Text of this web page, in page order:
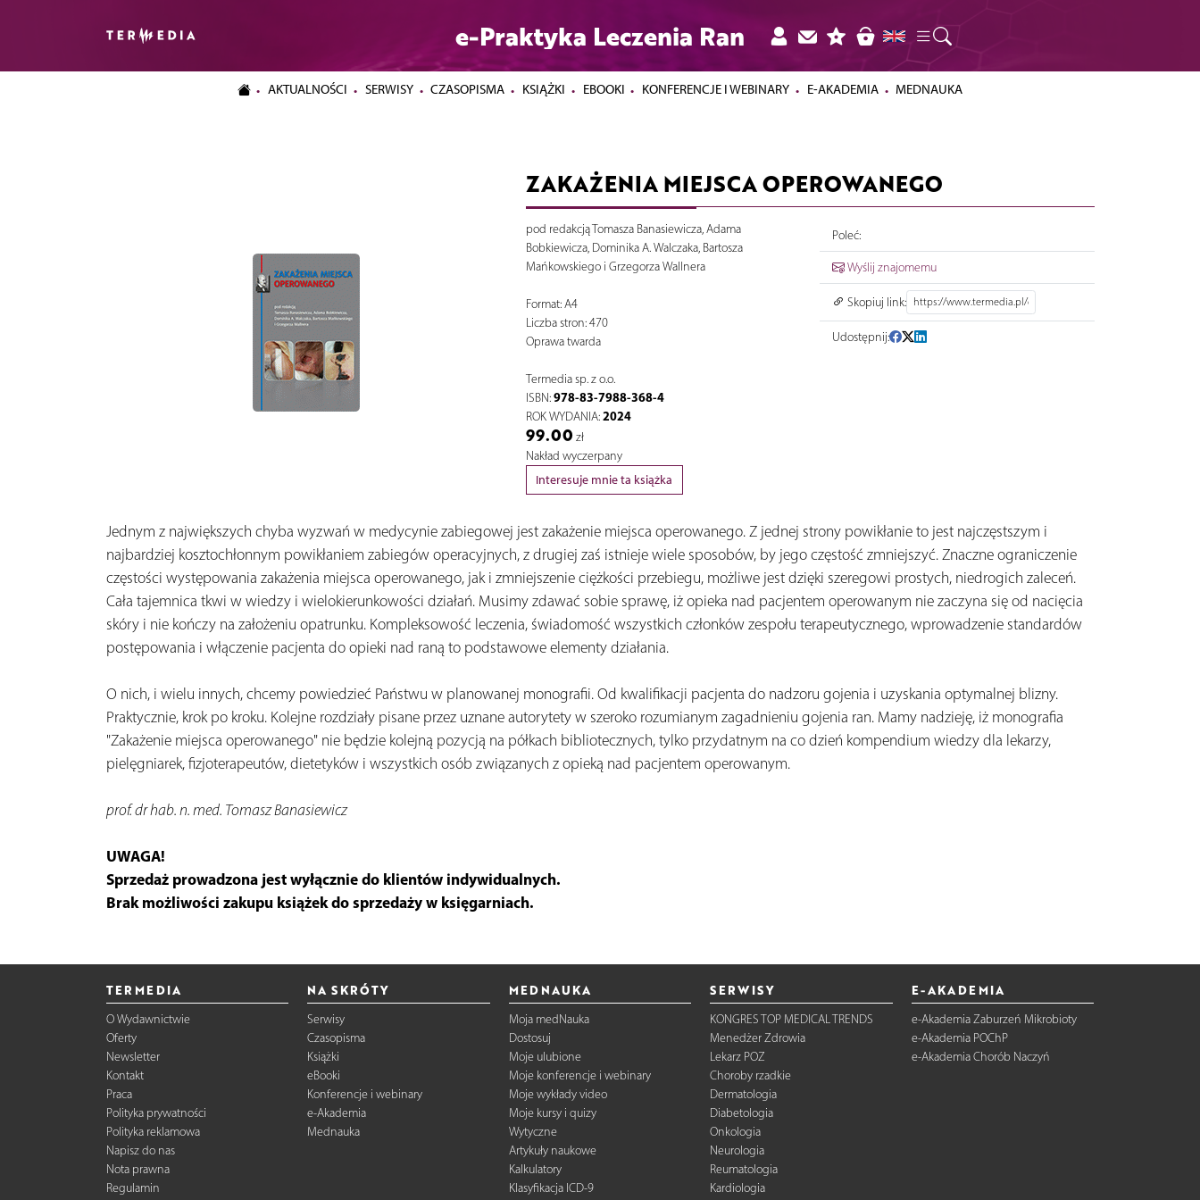
e-Praktyka Leczenia Ran
AKTUALNOŚCI SERWISY CZASOPISMA KSIĄŻKI EBOOKI KONFERENCJE I WEBINARY E-AKADEMIA MEDNAUKA
ZAKAŻENIA MIEJSCA OPEROWANEGO
pod redakcją Tomasza Banasiewicza, Adama
Bobkiewicza, Dominika A. Walczaka, Bartosza
Mańkowskiego i Grzegorza Wallnera
Format: A4
Liczba stron: 470
Oprawa twarda
Termedia sp. z o.o.
ISBN:978-83-7988-368-4
ROK WYDANIA:2024
99.00 zł
Nakład wyczerpany
Interesuje mnie ta książka
Poleć:
Wyślij znajomemu
Skopiuj link:
Udostępnij:
Jednym z największych chyba wyzwań w medycynie zabiegowej jest zakażenie miejsca operowanego. Z jednej strony powikłanie to jest najczęstszym i
najbardziej kosztochłonnym powikłaniem zabiegów operacyjnych, z drugiej zaś istnieje wiele sposobów, by jego częstość zmniejszyć. Znaczne ograniczenie
częstości występowania zakażenia miejsca operowanego, jak i zmniejszenie ciężkości przebiegu, możliwe jest dzięki szeregowi prostych, niedrogich zaleceń.
Cała tajemnica tkwi w wiedzy i wielokierunkowości działań. Musimy zdawać sobie sprawę, iż opieka nad pacjentem operowanym nie zaczyna się od nacięcia
skóry i nie kończy na założeniu opatrunku. Kompleksowość leczenia, świadomość wszystkich członków zespołu terapeutycznego, wprowadzenie standardów
postępowania i włączenie pacjenta do opieki nad raną to podstawowe elementy działania.
O nich, i wielu innych, chcemy powiedzieć Państwu w planowanej monografii. Od kwalifikacji pacjenta do nadzoru gojenia i uzyskania optymalnej blizny.
Praktycznie, krok po kroku. Kolejne rozdziały pisane przez uznane autorytety w szeroko rozumianym zagadnieniu gojenia ran. Mamy nadzieję, iż monografia
"Zakażenie miejsca operowanego" nie będzie kolejną pozycją na półkach bibliotecznych, tylko przydatnym na co dzień kompendium wiedzy dla lekarzy,
pielęgniarek, fizjoterapeutów, dietetyków i wszystkich osób związanych z opieką nad pacjentem operowanym.
prof. dr hab. n. med. Tomasz Banasiewicz
UWAGA!
Sprzedaż prowadzona jest wyłącznie do klientów indywidualnych.
Brak możliwości zakupu książek do sprzedaży w księgarniach.
TERMEDIA
O Wydawnictwie
Oferty
Newsletter
Kontakt
Praca
Polityka prywatności
Polityka reklamowa
Napisz do nas
Nota prawna
Regulamin
NA SKRÓTY
Serwisy
Czasopisma
Książki
eBooki
Konferencje i webinary
e-Akademia
Mednauka
MEDNAUKA
Moja medNauka
Dostosuj
Moje ulubione
Moje konferencje i webinary
Moje wykłady video
Moje kursy i quizy
Wytyczne
Artykuły naukowe
Kalkulatory
Klasyfikacja ICD-9
SERWISY
KONGRES TOP MEDICAL TRENDS
Menedżer Zdrowia
Lekarz POZ
Choroby rzadkie
Dermatologia
Diabetologia
Onkologia
Neurologia
Reumatologia
Kardiologia
E-AKADEMIA
e-Akademia Zaburzeń Mikrobioty
e-Akademia POChP
e-Akademia Chorób Naczyń